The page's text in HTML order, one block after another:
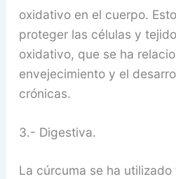
oxidativo en el cuerpo.
proteger las células y
oxidativo, que se ha
envejecimiento y el
crónicas.
3.- Digestiva.
La cúrcuma se ha